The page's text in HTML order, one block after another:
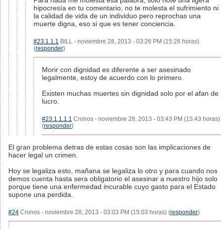
hipocresía en tu comentario, no te molesta el sufrimiento ni
la calidad de vida de un individuo pero reprochas una
muerte digna, eso si que es tener conciencia.
#23.1.1.1 BILL - noviembre 28, 2013 - 03:26 PM (15:26 horas)
(responder)
Morir con dignidad es diferente a ser asesinado
legalmente, estoy de acuerdo con lo primero.
Existen muchas muertes sin dignidad solo por el afan de
lucro.
#23.1.1.1.1 Cronos - noviembre 28, 2013 - 03:43 PM (15:43 horas)
(responder)
El gran problema detras de estas cosas son las implicaciones de
hacer legal un crimen.
Hoy se legaliza esto, mañana se legaliza lo otro y para cuando nos
demos cuenta hasta sera obligatorio el asesinar a nuestro hijo solo
porque tiene una enfermedad incurable cuyo gasto para el Estado
supone una perdida.
#24 Cronos - noviembre 28, 2013 - 03:03 PM (15:03 horas) (responder)